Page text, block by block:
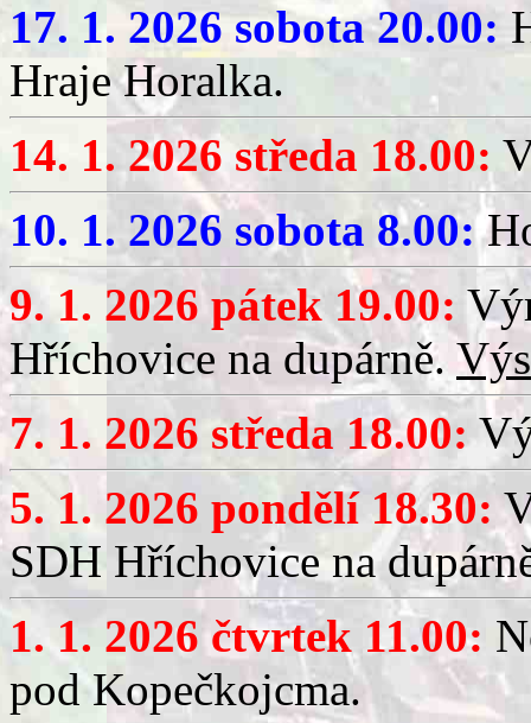
17. 1. 2026 sobota 20.00:
Hraje Horalka.
14. 1. 2026 středa 18.00:
10. 1. 2026 sobota 8.00:
9. 1. 2026 pátek 19.00:
Hříchovice na dupárně.
7. 1. 2026 středa 18.00:
5. 1. 2026 pondělí 18.30:
SDH Hříchovice na
1. 1. 2026 čtvrtek 11.00:
pod Kopečkojcma.